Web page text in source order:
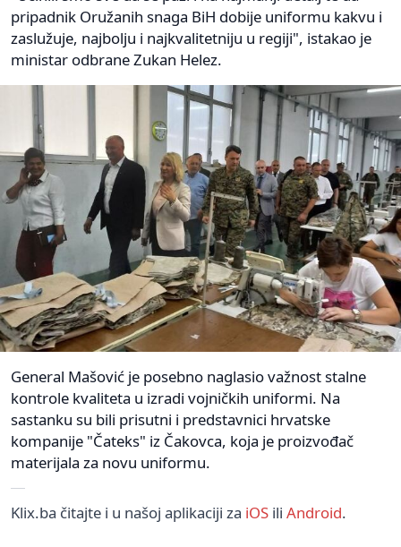
pripadnik Oružanih snaga BiH dobije uniformu kakvu i
zaslužuje, najbolju i najkvalitetniju u regiji", istakao je
ministar odbrane Zukan Helez.
General Mašović je posebno naglasio važnost stalne
kontrole kvaliteta u izradi vojničkih uniformi. Na
sastanku su bili prisutni i predstavnici hrvatske
kompanije "Čateks" iz Čakovca, koja je proizvođač
materijala za novu uniformu.
Klix.ba čitajte i u našoj aplikaciji za iOS ili Android.